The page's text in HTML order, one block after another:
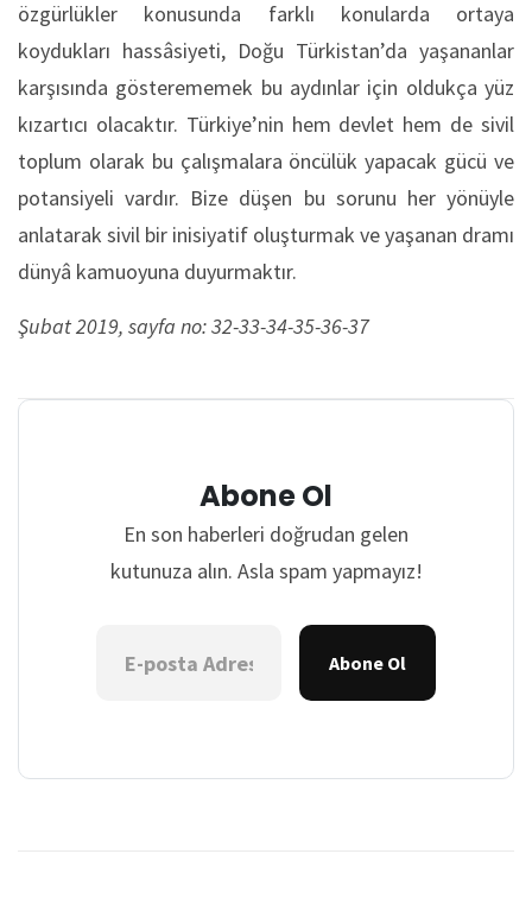
özgürlükler konusunda farklı konularda ortaya
koydukları hassâsiyeti, Doğu Türkistan’da yaşananlar
karşısında gösterememek bu aydınlar için oldukça yüz
kızartıcı olacaktır. Türkiye’nin hem devlet hem de sivil
toplum olarak bu çalışmalara öncülük yapacak gücü ve
potansiyeli vardır. Bize düşen bu sorunu her yönüyle
anlatarak sivil bir inisiyatif oluşturmak ve yaşanan dramı
dünyâ kamuoyuna duyurmaktır.
Şubat 2019, sayfa no: 32-33-34-35-36-37
Abone Ol
En son haberleri doğrudan gelen
kutunuza alın. Asla spam yapmayız!
Abone Ol